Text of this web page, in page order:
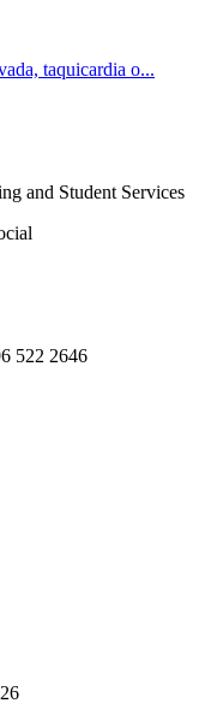
taquicardia o...
and Student Services
522 2646